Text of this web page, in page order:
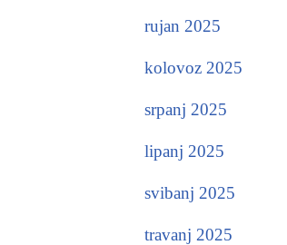
rujan 2025
kolovoz 2025
srpanj 2025
lipanj 2025
svibanj 2025
travanj 2025